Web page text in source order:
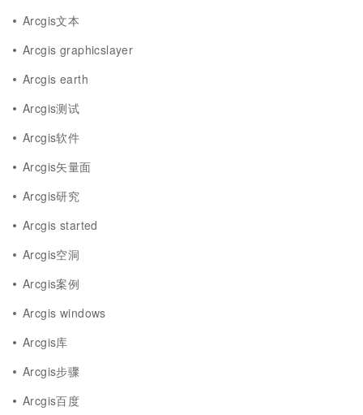
Arcgis文本
Arcgis graphicslayer
Arcgis earth
Arcgis测试
Arcgis软件
Arcgis矢量面
Arcgis研究
Arcgis started
Arcgis空洞
Arcgis案例
Arcgis windows
Arcgis库
Arcgis步骤
Arcgis百度